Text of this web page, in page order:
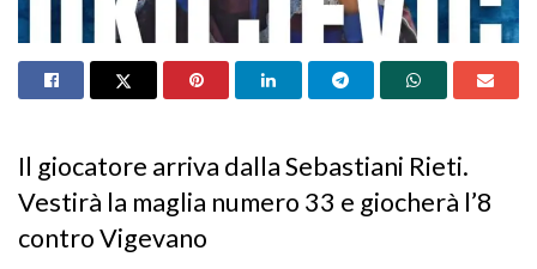
Il giocatore arriva dalla Sebastiani Rieti.
Vestirà la maglia numero 33 e giocherà l’8
contro Vigevano